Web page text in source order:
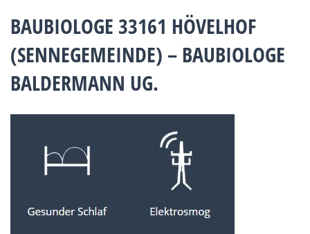
BAUBIOLOGE 33161 HÖVELHOF
(SENNEGEMEINDE) – BAUBIOLOGE
BALDERMANN UG.